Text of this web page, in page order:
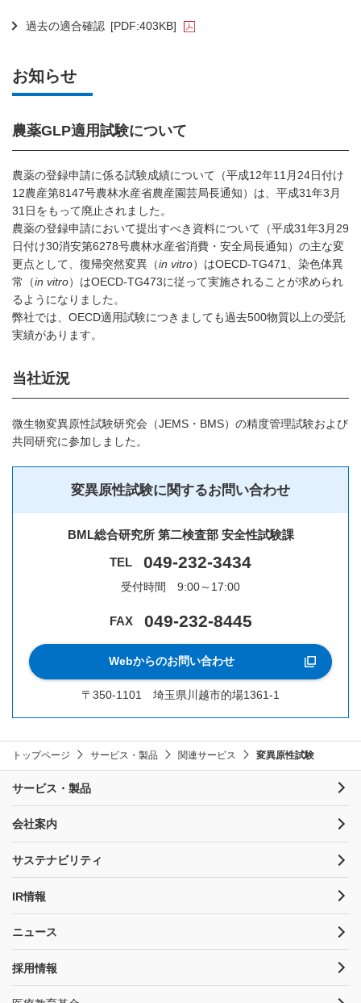
過去の適合確認 [PDF:403KB]
お知らせ
農薬GLP適用試験について
農薬の登録申請に係る試験成績について（平成12年11月24日付け
12農産第8147号農林水産省農産園芸局長通知）は、平成31年3月
31日をもって廃止されました。
農薬の登録申請において提出すべき資料について（平成31年3月29
日付け30消安第6278号農林水産省消費・安全局長通知）の主な変
更点として、復帰突然変異（in vitro）はOECD-TG471、染色体異
常（in vitro）はOECD-TG473に従って実施されることが求められ
るようになりました。
弊社では、OECD適用試験につきましても過去500物質以上の受託
実績があります。
当社近況
微生物変異原性試験研究会（JEMS・BMS）の精度管理試験および
共同研究に参加しました。
変異原性試験に関するお問い合わせ
BML総合研究所 第二検査部 安全性試験課
TEL
049-232-3434
受付時間 9:00～17:00
FAX 049-232-8445
Webからのお問い合わせ
〒350-1101 埼玉県川越市的場1361-1
トップページ サービス・製品 関連サービス 変異原性試験
サービス・製品
会社案内
サステナビリティ
IR情報
ニュース
採用情報